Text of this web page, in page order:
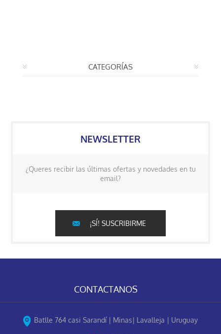
CATEGORÍAS
NEWSLETTER
¿Queres recibir las últimas ofertas y novedades en tu
email?
¡SÍ! SUSCRIBIRME
CONTACTANOS
Batlle 764 casi Sarandí | Minas| Lavalleja | Uruguay